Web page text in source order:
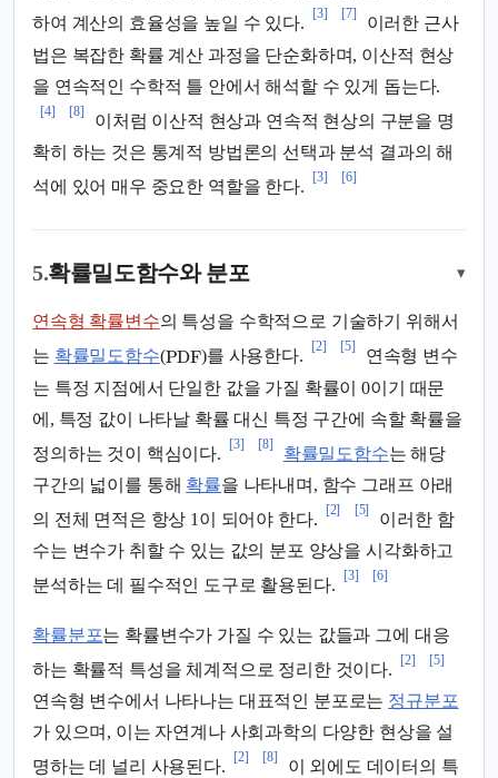
하여 계산의 효율성을 높일 수 있다.
[3] [7]
이러한 근사
법은 복잡한 확률 계산 과정을 단순화하며, 이산적 현상
을 연속적인 수학적 틀 안에서 해석할 수 있게 돕는다.
[4] [8]
이처럼 이산적 현상과 연속적 현상의 구분을 명
확히 하는 것은 통계적 방법론의 선택과 분석 결과의 해
석에 있어 매우 중요한 역할을 한다.
[3] [6]
5.확률밀도함수와 분포 ▾
연속형 확률변수의 특성을 수학적으로 기술하기 위해서
는 확률밀도함수(PDF)를 사용한다.
[2] [5]
연속형 변수
는 특정 지점에서 단일한 값을 가질 확률이 0이기 때문
에, 특정 값이 나타날 확률 대신 특정 구간에 속할 확률을
정의하는 것이 핵심이다.
[3] [8]
확률밀도함수는 해당
구간의 넓이를 통해 확률을 나타내며, 함수 그래프 아래
의 전체 면적은 항상 1이 되어야 한다.
[2] [5]
이러한 함
수는 변수가 취할 수 있는 값의 분포 양상을 시각화하고
분석하는 데 필수적인 도구로 활용된다.
[3] [6]
확률분포는 확률변수가 가질 수 있는 값들과 그에 대응
하는 확률적 특성을 체계적으로 정리한 것이다.
[2] [5]
연속형 변수에서 나타나는 대표적인 분포로는 정규분포
가 있으며, 이는 자연계나 사회과학의 다양한 현상을 설
명하는 데 널리 사용된다.
[2] [8]
이 외에도 데이터의 특